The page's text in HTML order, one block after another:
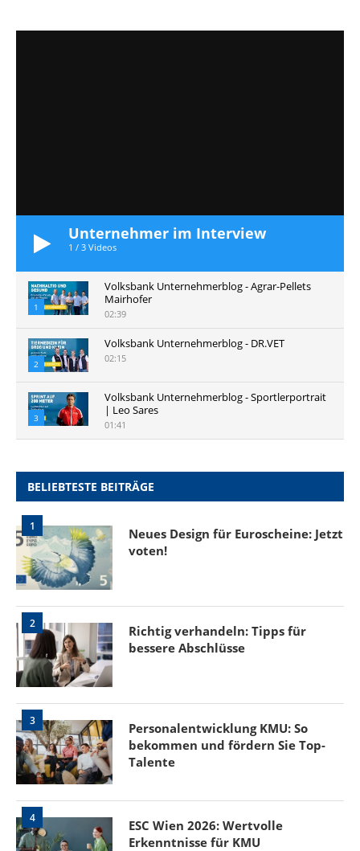
Unternehmer im Interview
1 / 3 Videos
1
Volksbank Unternehmerblog - Agrar-Pellets
Mairhofer
02:39
2
Volksbank Unternehmerblog - DR.VET
02:15
3
Volksbank Unternehmerblog - Sportlerportrait
| Leo Sares
01:41
BELIEBTESTE BEITRÄGE
1
Neues Design für Euroscheine: Jetzt
voten!
2
Richtig verhandeln: Tipps für
bessere Abschlüsse
3
Personalentwicklung KMU: So
bekommen und fördern Sie Top-
Talente
4
ESC Wien 2026: Wertvolle
Erkenntnisse für KMU